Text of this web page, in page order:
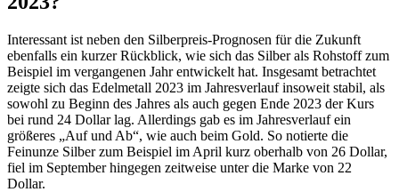
Interessant ist neben den Silberpreis-Prognosen für die Zukunft
ebenfalls ein kurzer Rückblick, wie sich das Silber als Rohstoff zum
Beispiel im vergangenen Jahr entwickelt hat. Insgesamt betrachtet
zeigte sich das Edelmetall 2023 im Jahresverlauf insoweit stabil, als
sowohl zu Beginn des Jahres als auch gegen Ende 2023 der Kurs
bei rund 24 Dollar lag. Allerdings gab es im Jahresverlauf ein
größeres „Auf und Ab“, wie auch beim Gold. So notierte die
Feinunze Silber zum Beispiel im April kurz oberhalb von 26 Dollar,
fiel im September hingegen zeitweise unter die Marke von 22
Dollar.